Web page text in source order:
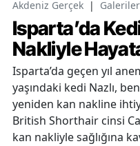
Akdeniz Gerçek | Galeriler
Isparta’da
Nakliyle
Isparta’da geçen yıl
yaşındaki kedi Nazlı,
yeniden kan nakline
British Shorthair cinsi
kan nakliyle sağlığına